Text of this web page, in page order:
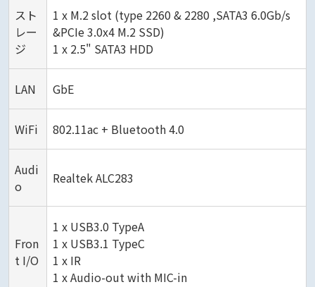
スト
レー
ジ
1 x M.2 slot (type 2260 & 2280 ,SATA3 6.0Gb/s
&PCIe 3.0x4 M.2 SSD)
1 x 2.5" SATA3 HDD
LAN GbE
WiFi 802.11ac + Bluetooth 4.0
Audi
o
Realtek ALC283
Fron
t I/O
1 x USB3.0 TypeA
1 x USB3.1 TypeC
1 x IR
1 x Audio-out with MIC-in